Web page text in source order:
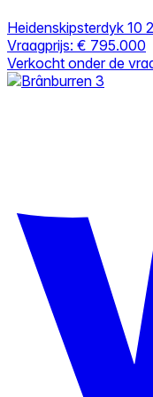
Heidenskipsterdyk 10
Vraagprijs: € 795.000
Verkocht onder de